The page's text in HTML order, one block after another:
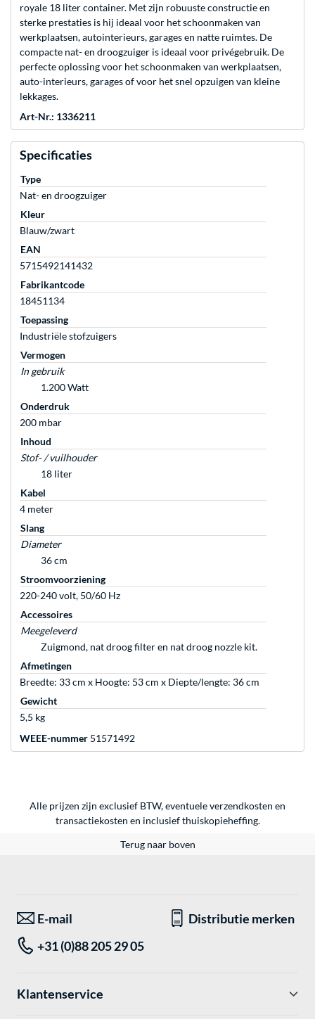
royale 18 liter container. Met zijn robuuste constructie en
sterke prestaties is hij ideaal voor het schoonmaken van
werkplaatsen, autointerieurs, garages en natte ruimtes. De
compacte nat- en droogzuiger is ideaal voor privégebruik. De
perfecte oplossing voor het schoonmaken van werkplaatsen,
auto-interieurs, garages of voor het snel opzuigen van kleine
lekkages.
Art-Nr.: 1336211
Specificaties
Type
Nat- en droogzuiger
Kleur
Blauw/zwart
EAN
5715492141432
Fabrikantcode
18451134
Toepassing
Industriële stofzuigers
Vermogen
In gebruik
1.200 Watt
Onderdruk
200 mbar
Inhoud
Stof- / vuilhouder
18 liter
Kabel
4 meter
Slang
Diameter
36 cm
Stroomvoorziening
220-240 volt, 50/60 Hz
Accessoires
Meegeleverd
Zuigmond, nat droog filter en nat droog nozzle kit.
Afmetingen
Breedte: 33 cm x Hoogte: 53 cm x Diepte/lengte: 36 cm
Gewicht
5,5 kg
WEEE-nummer 51571492
Alle prijzen zijn exclusief BTW, eventuele verzendkosten en
transactiekosten en inclusief thuiskopieheffing.
Terug naar boven
E-mail
Distributie merken
+31 (0)88 205 29 05
Klantenservice